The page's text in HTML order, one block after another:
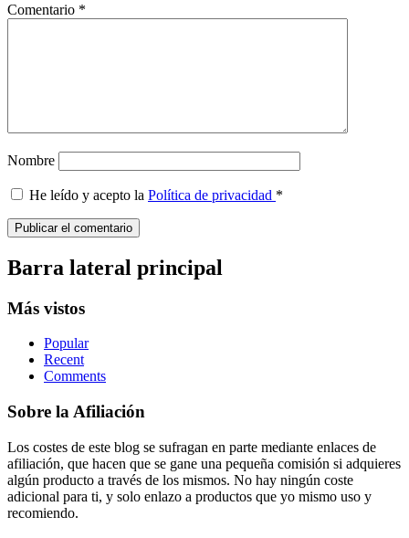
Comentario *
Nombre
He leído y acepto la Política de privacidad *
Barra lateral principal
Más vistos
Popular
Recent
Comments
Sobre la Afiliación
Los costes de este blog se sufragan en parte mediante enlaces de
afiliación, que hacen que se gane una pequeña comisión si adquieres
algún producto a través de los mismos. No hay ningún coste
adicional para ti, y solo enlazo a productos que yo mismo uso y
recomiendo.